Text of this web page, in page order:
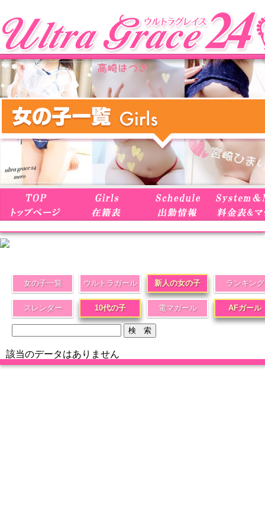
女の子一覧 ウルトラガール 新人の女の子 ランキング
スレンダー 10代の子 電マガール AFガール
該当のデータはありません